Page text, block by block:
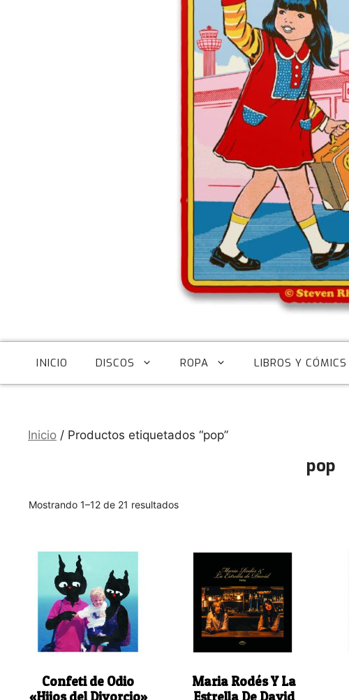
INICIO DISCOS ROPA LIBROS Y CÓMICS
Inicio / Productos etiquetados “pop”
pop
Mostrando 1–12 de 21 resultadosOrdenado
Confeti de Odio
«Hijos del Divorcio»
Maria Rodés Y La
Estrella De David